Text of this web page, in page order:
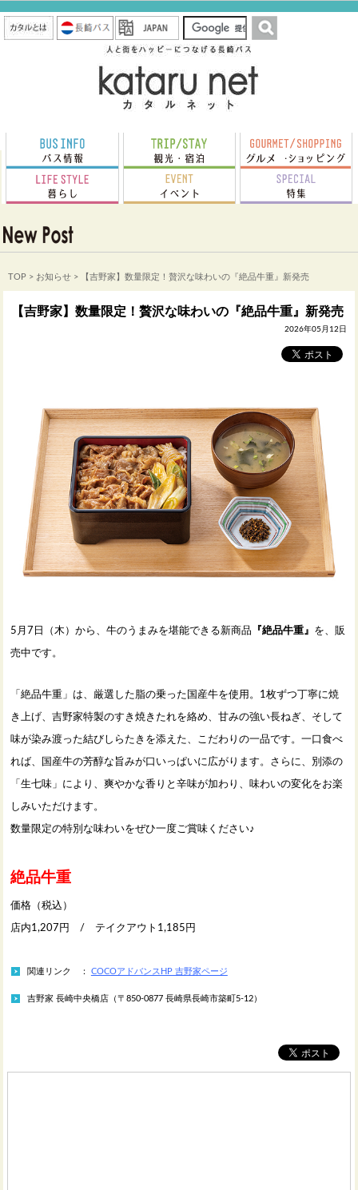
TOP > お知らせ > 【吉野家】数量限定！贅沢な味わいの『絶品牛重』新発売
【吉野家】数量限定！贅沢な味わいの『絶品牛重』新発売
2026年05月12日
5月7日（木）から、牛のうまみを堪能できる新商品 『絶品牛重』 を、販
売中です。
「絶品牛重」は、厳選した脂の乗った国産牛を使用。1枚ずつ丁寧に焼
き上げ、吉野家特製のすき焼きたれを絡め、甘みの強い長ねぎ、そして
味が染み渡った結びしらたきを添えた、こだわりの一品です。一口食べ
れば、国産牛の芳醇な旨みが口いっぱいに広がります。さらに、別添の
「生七味」により、爽やかな香りと辛味が加わり、味わいの変化をお楽
しみいただけます。
数量限定の特別な味わいをぜひ一度ご賞味ください♪
絶品牛重
価格（税込）
店内1,207円 / テイクアウト1,185円
関連リンク ： COCOアドバンスHP 吉野家ページ
吉野家 長崎中央橋店（〒850-0877 長崎県長崎市築町5-12）